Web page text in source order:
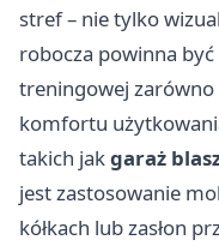
stref – nie tylko
robocza powinna
treningowej zarówno
komfortu
takich jakgaraż
jest zastosowanie
kółkach lub zasłon